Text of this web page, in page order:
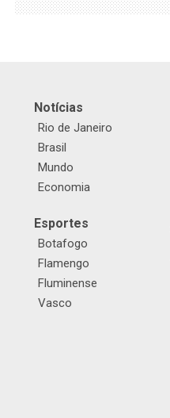
Notícias
Rio de Janeiro
Brasil
Mundo
Economia
Esportes
Botafogo
Flamengo
Fluminense
Vasco